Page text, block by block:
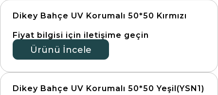
Dikey Bahçe UV Korumalı 50*50 Kırmızı
Fiyat bilgisi için iletişime geçin
Ürünü İncele
Dikey Bahçe UV Korumalı 50*50 Yeşil(YSN1)